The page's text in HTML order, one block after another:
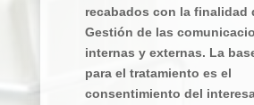
recabados con la finalidad
Gestión de las
internas y externas. La
para el tratamiento es el
consentimiento del